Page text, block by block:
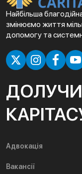
Найбільша
змінюємо життя
допомогу та
Адвокація
Вакансії